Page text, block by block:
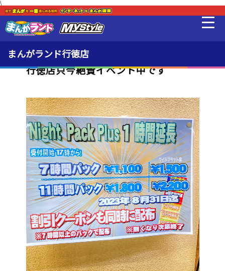
\
最新情報
設備
MLeF
販売品
貸出品
オンラインゲーム
まんがランド行徳店
新着・オススメ情報
行徳店只今絶賛イベント中です